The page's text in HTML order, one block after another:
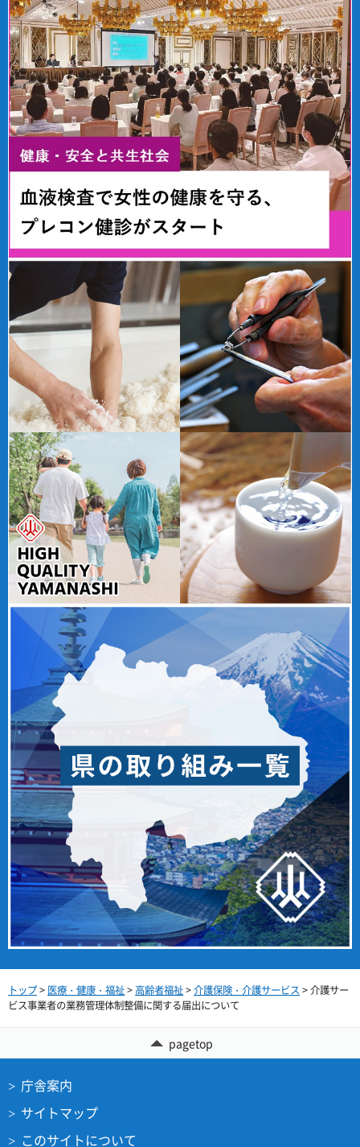
トップ> 医療・健康・福祉>高齢者福祉>介護保険・介護サービス > 介護サー
ビス事業者の業務管理体制整備に関する届出について
pagetop
庁舎案内
サイトマップ
このサイトについて